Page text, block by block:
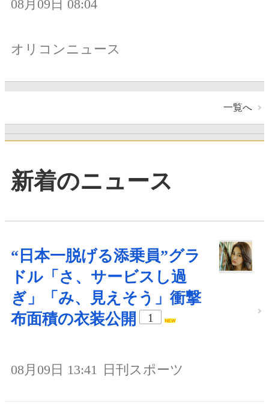
08月09日 08:04
オリコンニュース
一覧へ
新着のニュース
“日本一脱げる添乗員”グラ
ドル「さ、サービスし過
ぎ」「み、見えそう」衝撃
布面積の衣装公開
1
08月09日 13:41 日刊スポーツ